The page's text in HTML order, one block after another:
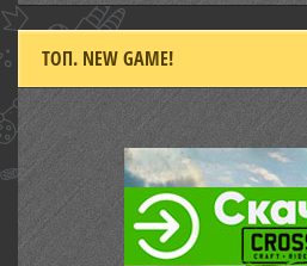
ТОП. NEW GAME!